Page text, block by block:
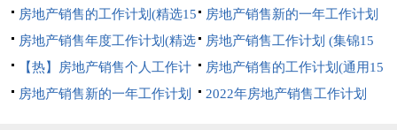
篇
【荐】
房地产销售的工作计划(精选15
篇)
房地产销售新的一年工作计划
2022(20226篇)
房地产销售年度工作计划(精选
15篇)
房地产销售工作计划 (集锦15
篇)
【热】房地产销售个人工作计
划
房地产销售的工作计划(通用15
篇)
房地产销售新的一年工作计划
2022年房地产销售工作计划